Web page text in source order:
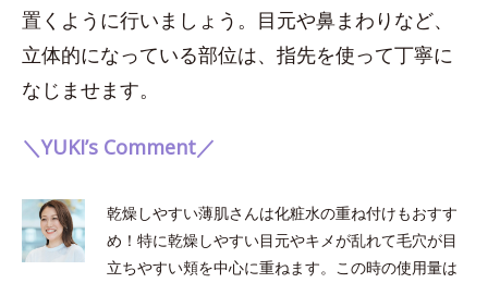
置くように行いましょう。目元や鼻まわりなど、
立体的になっている部位は、指先を使って丁寧に
なじませます。
＼YUKI’s Comment／
乾燥しやすい薄肌さんは化粧水の重ね付けもおすす
め！特に乾燥しやすい目元やキメが乱れて毛穴が目
立ちやすい頬を中心に重ねます。この時の使用量は